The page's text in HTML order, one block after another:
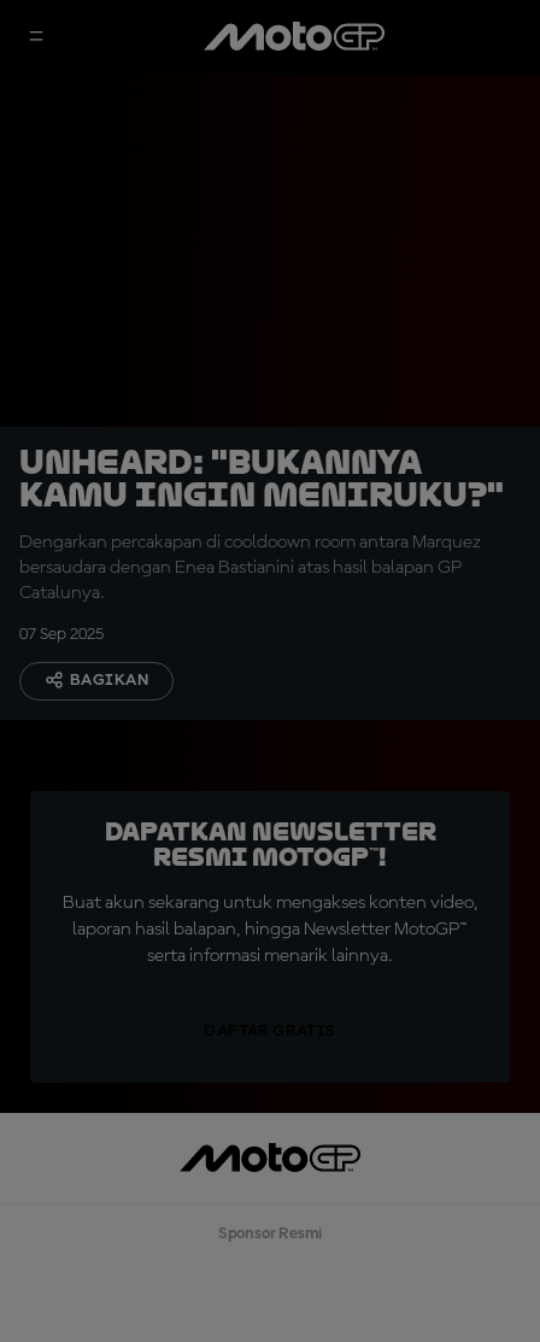
UNHEARD: "Bukannya
Kamu Ingin Meniruku?"
Dengarkan percakapan di cooldoown room antara Marquez
bersaudara dengan Enea Bastianini atas hasil balapan GP
Catalunya.
07 Sep 2025
BAGIKAN
Dapatkan Newsletter
Resmi MotoGP™!
Buat akun sekarang untuk mengakses konten video,
laporan hasil balapan, hingga Newsletter MotoGP™
serta informasi menarik lainnya.
Sponsor Resmi